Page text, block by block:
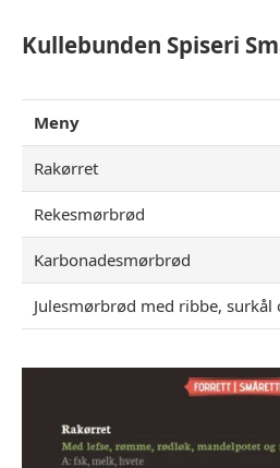
Kullebunden Spiseri
Meny
Rakørret
Rekesmørbrød
Karbonadesmørbrød
Julesmørbrød med ribbe, surkål